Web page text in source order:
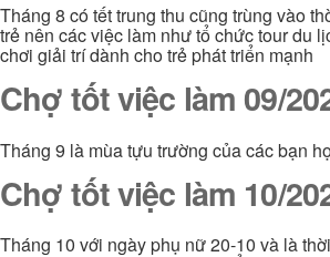
Tháng 8 có tết trung thu cũng trùng vào
trẻ nên các việc làm như tổ chức tour du
chơi giải trí dành cho trẻ phát triển mạnh
Chợ tốt việc làm 09/
Tháng 9 là mùa tựu trường của các bạn
Chợ tốt việc làm 10/
Tháng 10 với ngày phụ nữ 20-10 và là